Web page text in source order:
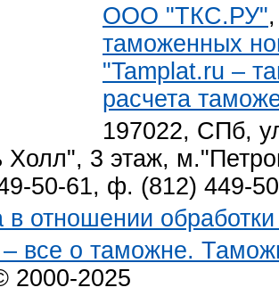
ООО "ТКС.РУ"
таможенных
"Tamplat.ru –
расчета
197022, СПб,
Холл", 3 этаж,
50-61, ф. (812) 449-
в отношении
все о таможне.
2000-2025